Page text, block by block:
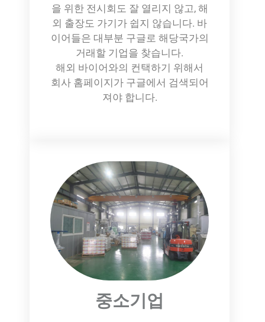
을 위한 전시회도 잘 열리지 않고, 해
외 출장도 가기가 쉽지 않습니다. 바
이어들은 대부분 구글로 해당국가의
거래할 기업을 찾습니다.
해외 바이어와의 컨택하기 위해서
회사 홈페이지가 구글에서 검색되어
져야 합니다.
중소기업